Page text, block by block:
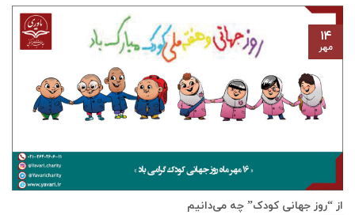
از “روز جهانی کودک” چه می‌دانیم
۱۴
مهر